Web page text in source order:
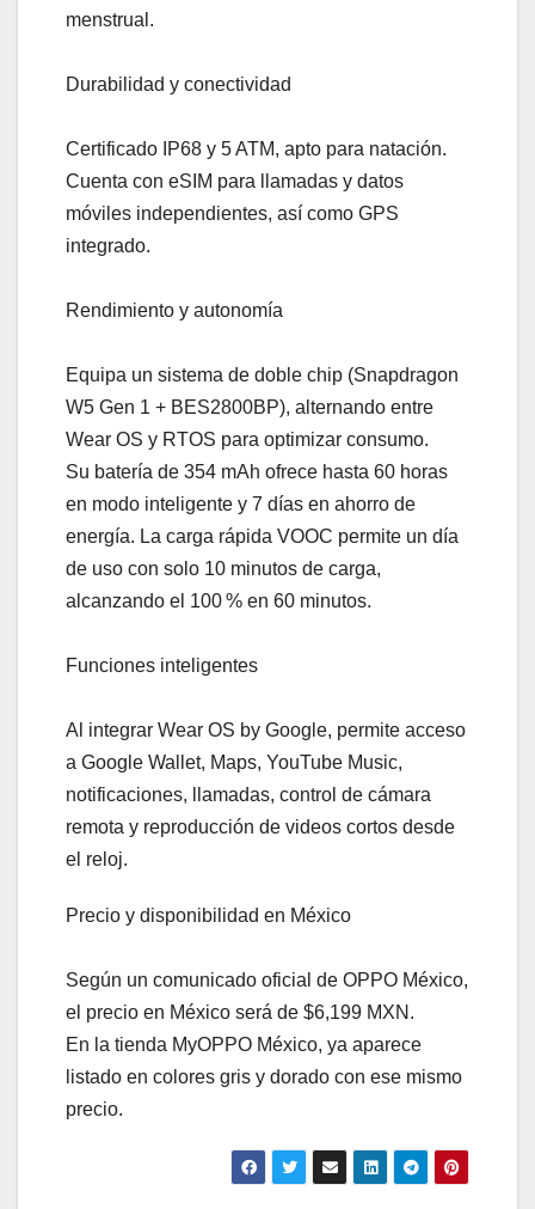
menstrual.
Durabilidad y conectividad
Certificado IP68 y 5 ATM, apto para natación.
Cuenta con eSIM para llamadas y datos
móviles independientes, así como GPS
integrado.
Rendimiento y autonomía
Equipa un sistema de doble chip (Snapdragon
W5 Gen 1 + BES2800BP), alternando entre
Wear OS y RTOS para optimizar consumo.
Su batería de 354 mAh ofrece hasta 60 horas
en modo inteligente y 7 días en ahorro de
energía. La carga rápida VOOC permite un día
de uso con solo 10 minutos de carga,
alcanzando el 100 % en 60 minutos.
Funciones inteligentes
Al integrar Wear OS by Google, permite acceso
a Google Wallet, Maps, YouTube Music,
notificaciones, llamadas, control de cámara
remota y reproducción de videos cortos desde
el reloj.
Precio y disponibilidad en México
Según un comunicado oficial de OPPO México,
el precio en México será de $6,199 MXN.
En la tienda MyOPPO México, ya aparece
listado en colores gris y dorado con ese mismo
precio.